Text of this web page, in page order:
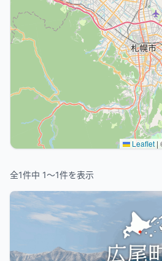
Leaflet |
全1件中 1〜1件を表示